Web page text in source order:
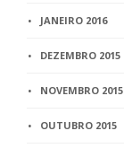
JANEIRO 2016
DEZEMBRO 2015
NOVEMBRO 2015
OUTUBRO 2015